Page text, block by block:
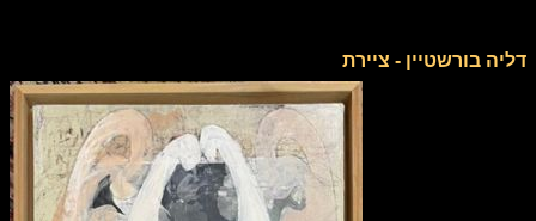
דליה בורשטיין - ציירת